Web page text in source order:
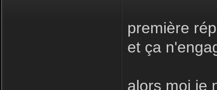
première
et ça
alors moi je